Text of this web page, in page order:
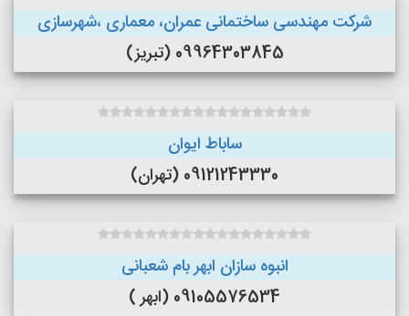
شرکت مهندسی ساختمانی عمران، معماری ،شهرسازی
09964303845 (تبریز)
ساباط ایوان
09121243330 (تهران)
انبوه سازان ابهر بام شعبانی
09105576534 (ابهر )